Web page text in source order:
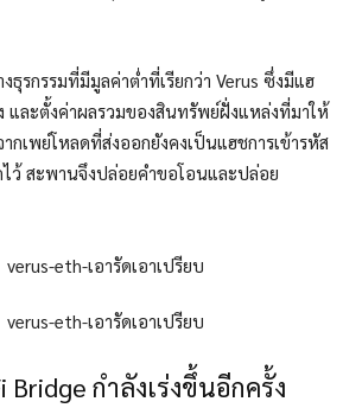
ธุรกรรมที่มีมูลค่าต่ำที่เรียกว่า Verus ซึ่งมีแฮ
และตั้งค่าผลรวมของสินทรัพย์ฝั่งแหล่งที่มาให้
กเพย์โหลดที่ส่งออกยังคงเป็นแฮชการเข้ารหัส
ว้ สะพานจึงปล่อยคำขอโอนและปล่อย
Bridge กำลังเร่งขึ้นอีกครั้ง